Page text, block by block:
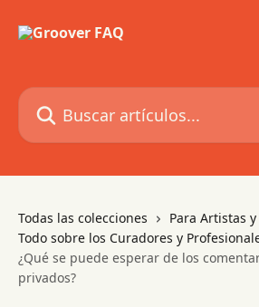
Buscar artículos...
Todas las colecciones
Para Artistas
Todo sobre los Curadores y
¿Qué se puede esperar de los
privados?